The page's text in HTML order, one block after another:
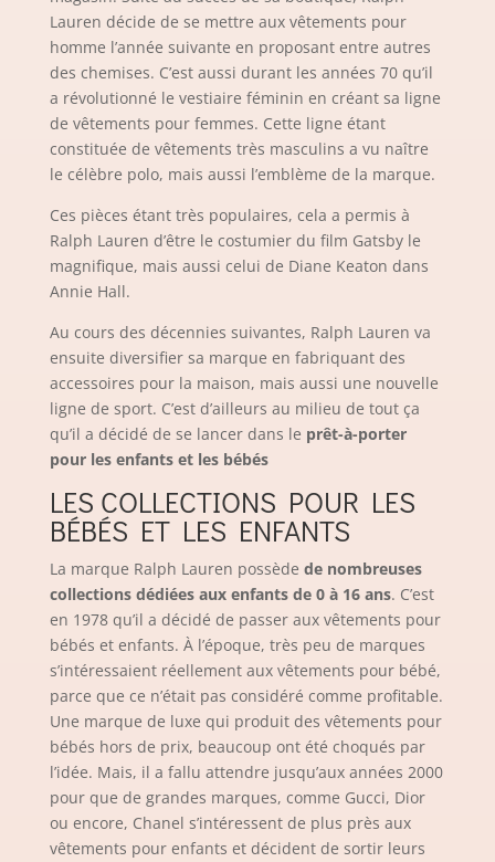
Lauren décide de se mettre aux vêtements pour
homme l’année suivante en proposant entre autres
des chemises. C’est aussi durant les années 70 qu’il
a révolutionné le vestiaire féminin en créant sa ligne
de vêtements pour femmes. Cette ligne étant
constituée de vêtements très masculins a vu naître
le célèbre polo, mais aussi l’emblème de la marque.
Ces pièces étant très populaires, cela a permis à
Ralph Lauren d’être le costumier du film Gatsby le
magnifique, mais aussi celui de Diane Keaton dans
Annie Hall.
Au cours des décennies suivantes, Ralph Lauren va
ensuite diversifier sa marque en fabriquant des
accessoires pour la maison, mais aussi une nouvelle
ligne de sport. C’est d’ailleurs au milieu de tout ça
qu’il a décidé de se lancer dans le prêt-à-porter
pour les enfants et les bébés
LES COLLECTIONS POUR LES
BÉBÉS ET LES ENFANTS
La marque Ralph Lauren possède de nombreuses
collections dédiées aux enfants de 0 à 16 ans. C’est
en 1978 qu’il a décidé de passer aux vêtements pour
bébés et enfants. À l’époque, très peu de marques
s’intéressaient réellement aux vêtements pour bébé,
parce que ce n’était pas considéré comme profitable.
Une marque de luxe qui produit des vêtements pour
bébés hors de prix, beaucoup ont été choqués par
l’idée. Mais, il a fallu attendre jusqu’aux années 2000
pour que de grandes marques, comme Gucci, Dior
ou encore, Chanel s’intéressent de plus près aux
vêtements pour enfants et décident de sortir leurs